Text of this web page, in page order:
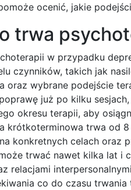
ocenić, jakie
trwa
w przypadku
czynników, takich jak
oraz wybrane podejście
już po kilku
okresu terapii, aby
krótkoterminowa trwa od
konkretnych celach oraz
trwać nawet kilka lat i
relacjami
co do czasu